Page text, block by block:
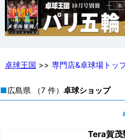
卓球王国 >> 専門店&卓球場トッ
■広島県 （7 件） 卓球ショップ
Tera賀茂